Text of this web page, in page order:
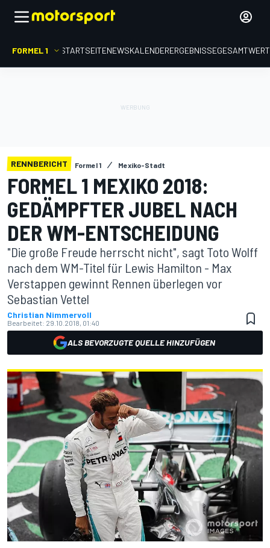
FORMEL 1 STARTSEITENEWSKALENDERERGEBNISSE
RENNBERICHT Formel 1 Mexiko-Stadt
FORMEL 1 MEXIKO 2018:
GEDÄMPFTER JUBEL NACH
DER WM-ENTSCHEIDUNG
"Die große Freude herrscht nicht", sagt Toto Wolff
nach dem WM-Titel für Lewis Hamilton - Max
Verstappen gewinnt Rennen überlegen vor
Sebastian Vettel
Christian Nimmervoll
Bearbeitet: 29.10.2018, 01:40
ALS BEVORZUGTE QUELLE HINZUFÜGEN